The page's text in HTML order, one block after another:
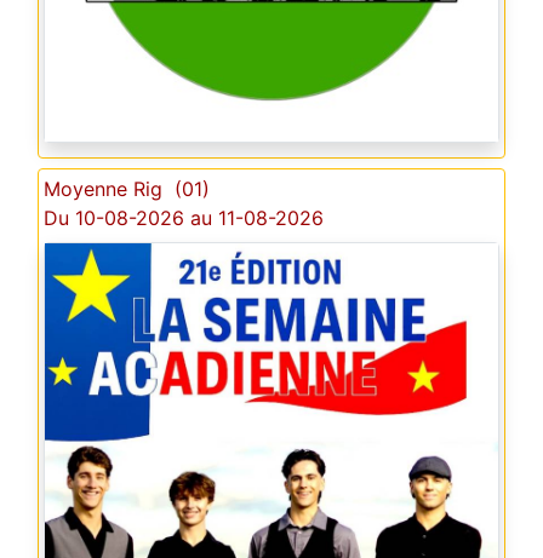
Moyenne Rig (01)
Du 10-08-2026 au 11-08-2026